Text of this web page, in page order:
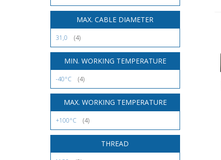
MAX. CABLE DIAMETER
31,0 (4)
MIN. WORKING TEMPERATURE
-40°C (4)
MAX. WORKING TEMPERATURE
+100°C (4)
THREAD